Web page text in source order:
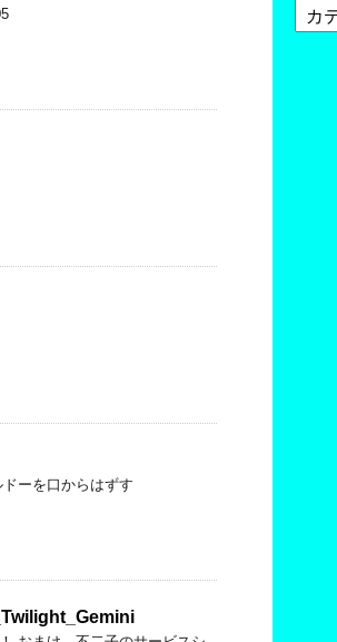
ーを口からはずす
テ